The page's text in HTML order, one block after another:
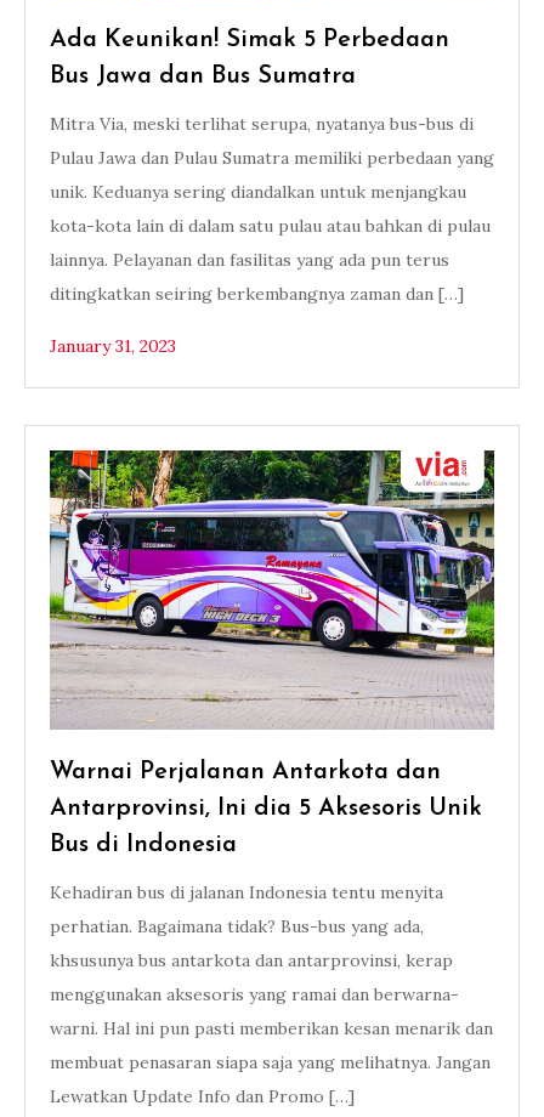
Ada Keunikan! Simak 5 Perbedaan
Bus Jawa dan Bus Sumatra
Mitra Via, meski terlihat serupa, nyatanya bus-bus di
Pulau Jawa dan Pulau Sumatra memiliki perbedaan yang
unik. Keduanya sering diandalkan untuk menjangkau
kota-kota lain di dalam satu pulau atau bahkan di pulau
lainnya. Pelayanan dan fasilitas yang ada pun terus
ditingkatkan seiring berkembangnya zaman dan […]
January 31, 2023
Warnai Perjalanan Antarkota dan
Antarprovinsi, Ini dia 5 Aksesoris Unik
Bus di Indonesia
Kehadiran bus di jalanan Indonesia tentu menyita
perhatian. Bagaimana tidak? Bus-bus yang ada,
khsusunya bus antarkota dan antarprovinsi, kerap
menggunakan aksesoris yang ramai dan berwarna-
warni. Hal ini pun pasti memberikan kesan menarik dan
membuat penasaran siapa saja yang melihatnya. Jangan
Lewatkan Update Info dan Promo […]